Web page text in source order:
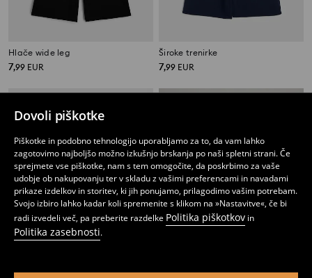
Dovoli piškotke
Piškotke in podobno tehnologijo uporabljamo za to, da vam lahko
zagotovimo najboljšo možno izkušnjo brskanja po naši spletni strani. Če
sprejmete vse piškotke, nam s tem omogočite, da poskrbimo za vaše
udobje ob nakupovanju ter v skladu z vašimi preferencami in navadami
prikaze izdelkov in storitev, ki jih ponujamo, prilagodimo vašim potrebam.
Svojo izbiro lahko kadar koli spremenite s klikom na »Nastavitve«, če bi
radi izvedeli več, pa preberite razdelke Politika piškotkov in
Politika zasebnosti.
Hlače wide leg
7,99 EUR
Široke trenirke
7,99 EUR